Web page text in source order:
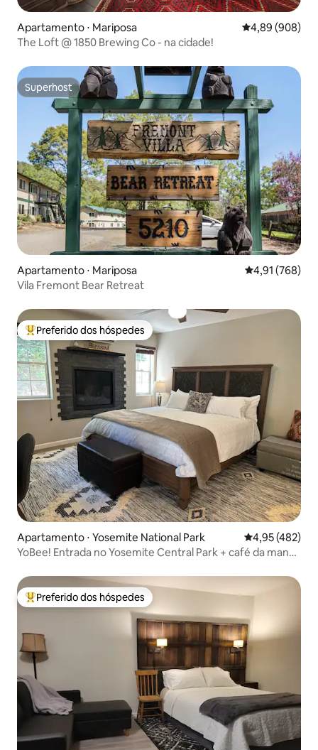
Apartamento ⋅ Mariposa 4,89 de uma
4,89 (908)
The Loft @ 1850 Brewing Co - na cidade!
Superhost
Superhost
Apartamento ⋅ Mariposa 4,91 de uma
4,91 (768)
Vila Fremont Bear Retreat
Entre os melhores preferidos dos hóspedes
Preferido dos hóspedes
Apartamento ⋅ Yosemite National Park 4,95 de uma
4,95 (482)
YoBee! Entrada no Yosemite Central Park + café da manhã
Entre os melhores preferidos dos hóspedes
Preferido dos hóspedes